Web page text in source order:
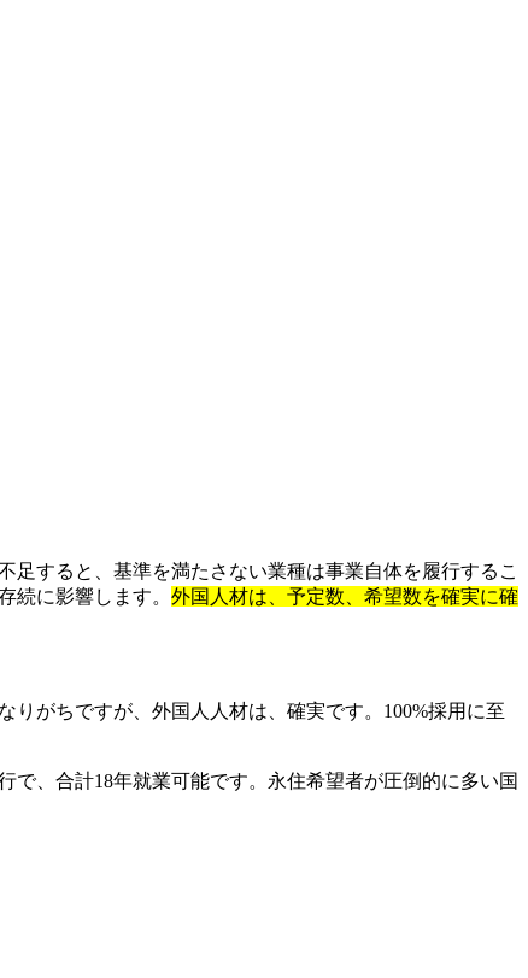
すると、基準を満たさない業種は事業自体を履行するこ
続に影響します。 外国人材は、予定数、希望数を確実に確
がちですが、外国人人材は、確実です。100%採用に至
で、合計18年就業可能です。永住希望者が圧倒的に多い国